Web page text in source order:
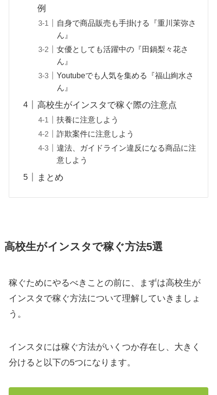
例
自身で商品販売も手掛ける『重川茉弥さ
ん』
女優としても活躍中の『田鍋梨々花さ
ん』
Youtubeでも人気を集める『福山絢水さ
ん』
高校生がインスタで稼ぐ際の注意点
扶養に注意しよう
詐欺案件に注意しよう
違法、ガイドライン違反になる商品に注
意しよう
まとめ
高校生がインスタで稼ぐ方法5選
稼ぐためにやるべきことの前に、まずは高校生が
インスタで稼ぐ方法について理解していきましょ
う。
インスタには稼ぐ方法がいくつか存在し、大きく
分けると以下の5つになります。